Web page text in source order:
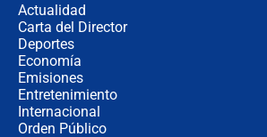
Actualidad
Carta del Director
Deportes
Economía
Emisiones
Entretenimiento
Internacional
Orden Público